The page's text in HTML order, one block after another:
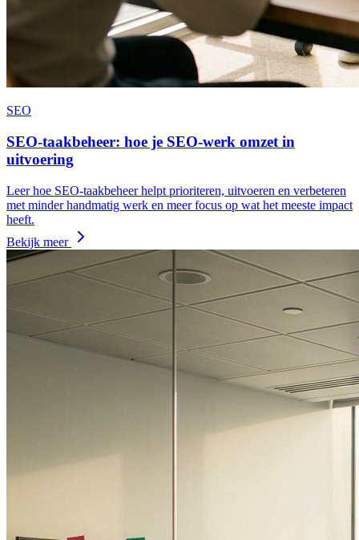
SEO
SEO-taakbeheer: hoe je SEO-werk omzet in
uitvoering
Leer hoe SEO-taakbeheer helpt prioriteren, uitvoeren en verbeteren
met minder handmatig werk en meer focus op wat het meeste impact
heeft.
Bekijk meer